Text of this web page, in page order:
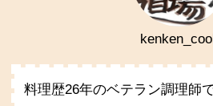
料理歴26年のベテラン調理師